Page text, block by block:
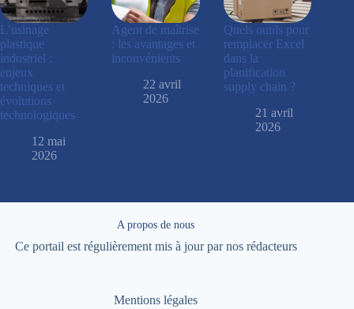
L’usinage
plastique
industriel :
enjeux
techniques et
évolutions
technologiques
12 mai
2026
Agent de maîtrise
: les avantages et
inconvénients
22 avril
2026
Quels outils pour
remplacer Excel
dans la
planification
supply chain ?
21 avril
2026
A propos de nous
Ce portail est régulièrement mis à jour par nos rédacteurs
Mentions légales